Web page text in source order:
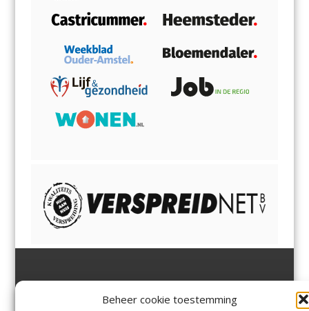
Beheer cookie toestemming
Margadantstraat 34
Velserbroek,Velsen-Zuid,